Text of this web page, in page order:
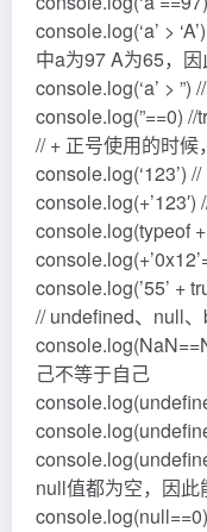
console.log(‘a’ >
中a为97 A为65，
console.log(‘a’ > ”)
console.log(”==0) //
// + 正号使用的时
console.log(‘123’) //
console.log(+’123′)
console.log(typeof
console.log(’55’ +
// undefined、null
己不等于自己
null值都为空，因此